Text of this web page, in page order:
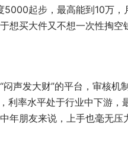
起步，最高能到10万，
想买大件又不想一次性掏空
闷声发大财”的平台，审核
利率水平处于行业中下游
年朋友来说，上手也毫无压